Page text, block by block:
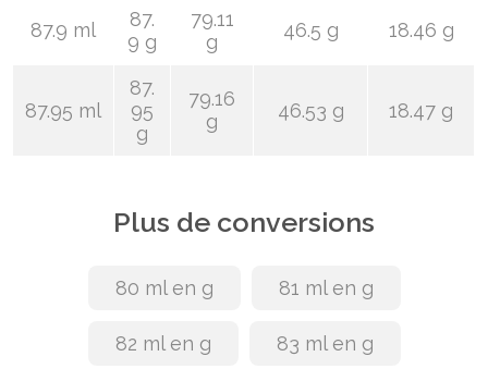
87.9 ml
87.
9 g
79.11
g
46.5 g 18.46 g
87.95 ml
87.
95
g
79.16
g
46.53 g 18.47 g
Plus de conversions
80 ml en g 81 ml en g
82 ml en g 83 ml en g